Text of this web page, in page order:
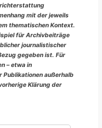
mit der jeweils
thematischen Kontext.
für Archivbeiträge
journalistischer
gegeben ist. Für
– etwa in
Publikationen außerhalb
Klärung der